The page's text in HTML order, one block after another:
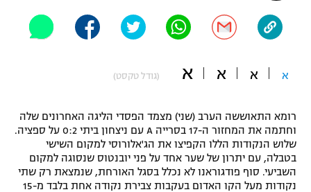
"מחצית בשכונה" – פודקאסט
משתתפים וזוכים בפרסים
תקנון עבור פעילות אלקטרה
תקנון עבור פעילות ספורט 1 – "מרלן"
טניס
גיימינג E-Sports
אופניים
פוטבול אמריקאי NFL
בייסבול MLB
א א א א (גודל טקסט)
רומא התאוששה הערב (שני) מצמד הפסדי הליגה האחרונים שלה
וחתמה את המחזור ה-17 בסרייה A עם ניצחון ביתי 0:2 על ספציה.
שלוש הנקודות הללו הקפיצו את הג'אלורוסי למקום השישי
בטבלה, עם יתרון של שער אחד על פני יובנטוס שנסוגה למקום
השביעי. סוף פודגוראנו לא נכלל בסגל האורחת, שנמצאת רק שתי
נקודות מעל הקו האדום בעקבות צבירת נקודה אחת בלבד מ-15